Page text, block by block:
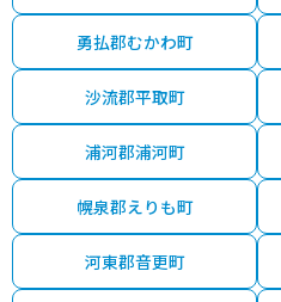
勇払郡むかわ町
沙流郡平取町
浦河郡浦河町
幌泉郡えりも町
河東郡音更町